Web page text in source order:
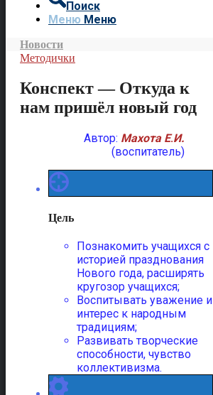
Поиск
Меню Меню
Новости
Методички
Конспект — Откуда к
нам пришёл новый год
Автор: Махота Е.И.
(воспитатель)
Цель
Познакомить учащихся с
историей празднования
Нового года, расширять
кругозор учащихся;
Воспитывать уважение и
интерес к народным
традициям;
Развивать творческие
способности, чувство
коллективизма.